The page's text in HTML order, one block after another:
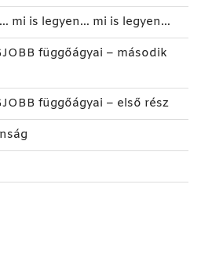
mi is legyen… mi is legyen…
függőágyai – második
függőágyai – első rész